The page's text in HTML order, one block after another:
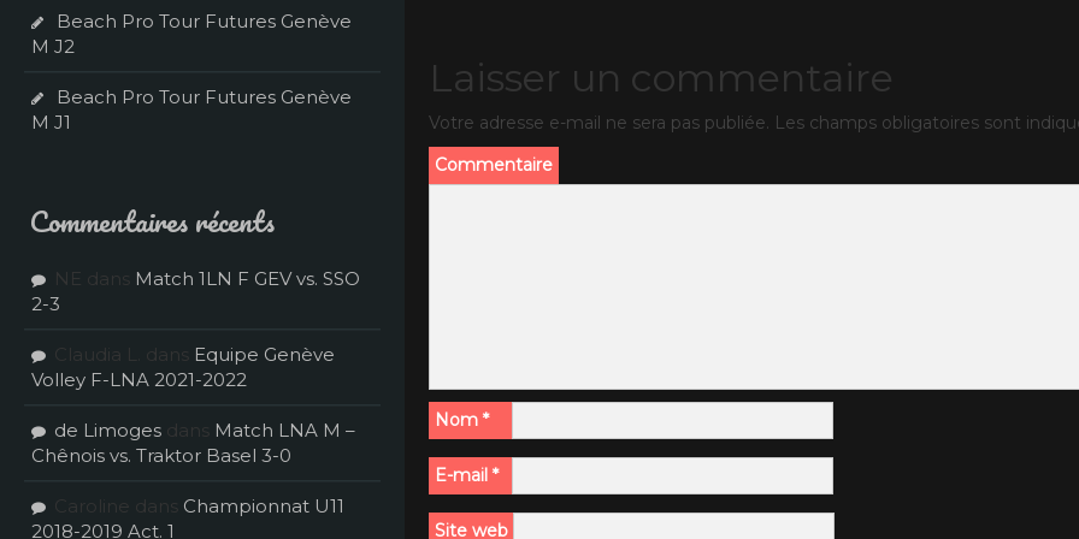
Laisser un commentaire
Votre adresse e-mail ne sera pas publiée. Les champs obligatoires sont
Commentaire
Nom *
E-mail *
Site web
Beach Pro Tour Futures Genève
M J2
Beach Pro Tour Futures Genève
M J1
Commentaires récents
NE dans Match 1LN F GEV vs. SSO
2-3
Claudia L. dans Equipe Genève
Volley F-LNA 2021-2022
de Limoges dans Match LNA M –
Chênois vs. Traktor Basel 3-0
Caroline dans Championnat U11
2018-2019 Act. 1